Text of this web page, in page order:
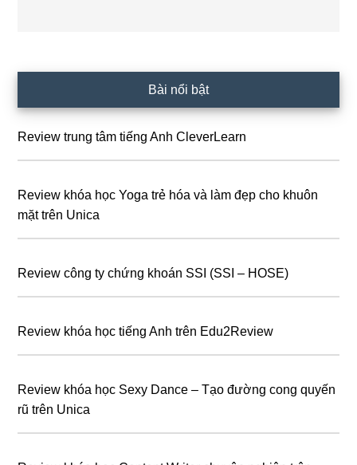
chính
Bài nổi bật
Review trung tâm tiếng Anh CleverLearn
Review khóa học Yoga trẻ hóa và làm đẹp cho khuôn
mặt trên Unica
Review công ty chứng khoán SSI (SSI – HOSE)
Review khóa học tiếng Anh trên Edu2Review
Review khóa học Sexy Dance – Tạo đường cong quyến
rũ trên Unica